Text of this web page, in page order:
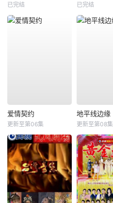
已完结 已完结
爱情契约
更新至第06集
地平线边缘
更新至第08集